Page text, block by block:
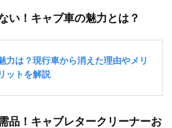
い！キャブ車の魅力とは？
品！キャブレタークリーナーお